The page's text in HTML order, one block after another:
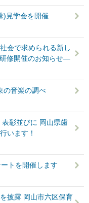
)見学会を開催
会で求められる新し
修開催のお知らせ―
の音楽の調べ
彰並びに 岡山県歯
います！
トを開催します
披露 岡山市六区保育